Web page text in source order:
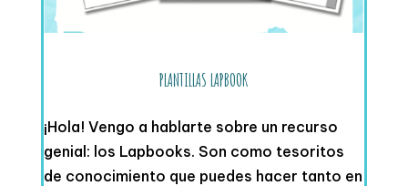
PLANTILLAS LAPBOOK
¡Hola! Vengo a hablarte sobre un recurso
genial: los Lapbooks. Son como tesoritos
de conocimiento que puedes hacer tanto en